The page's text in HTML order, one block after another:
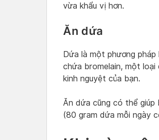
vừa khẩu vị hơn.
Ăn dứa
Dứa là một phương
chứa bromelain, một loại
kinh nguyệt của bạn.
Ăn dứa cũng có thể giúp
(80 gram dứa mỗi ngày